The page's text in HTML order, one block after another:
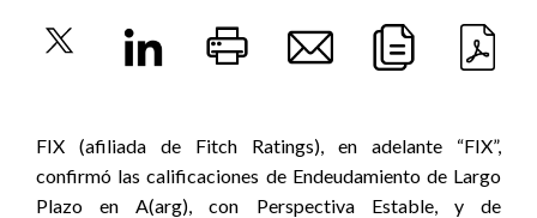
FIX (afiliada de Fitch Ratings), en adelante “FIX”,
confirmó las calificaciones de Endeudamiento de Largo
Plazo en A(arg), con Perspectiva Estable, y de